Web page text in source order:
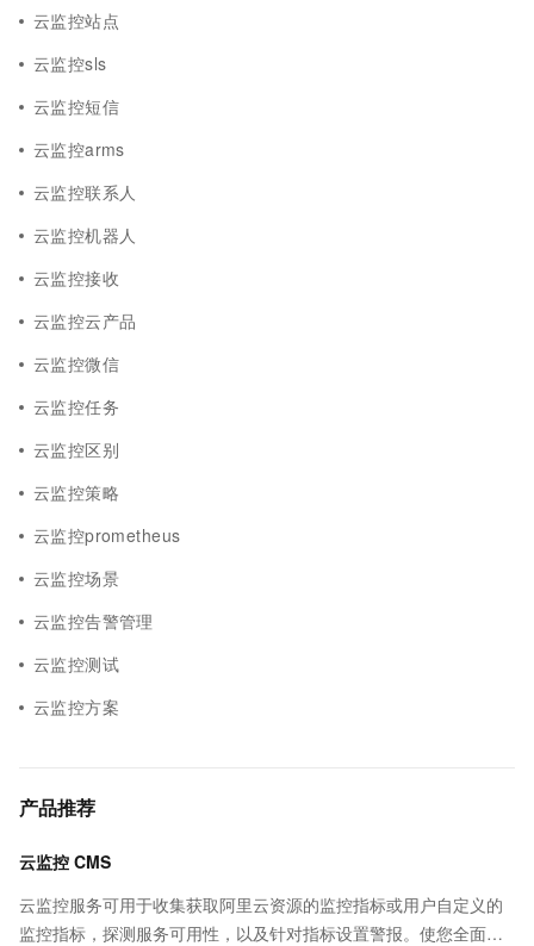
云监控站点
云监控sls
云监控短信
云监控arms
云监控联系人
云监控机器人
云监控接收
云监控云产品
云监控微信
云监控任务
云监控区别
云监控策略
云监控prometheus
云监控场景
云监控告警管理
云监控测试
云监控方案
产品推荐
云监控 CMS
云监控服务可用于收集获取阿里云资源的监控指标或用户自定义的
监控指标，探测服务可用性，以及针对指标设置警报。使您全面了